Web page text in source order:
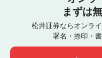
まずは
松井証券ならオンラ
署名・捺印・